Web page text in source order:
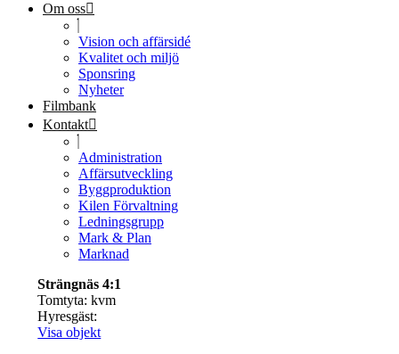
Om oss
Vision och affärsidé
Kvalitet och miljö
Sponsring
Nyheter
Filmbank
Kontakt
Administration
Affärsutveckling
Byggproduktion
Kilen Förvaltning
Ledningsgrupp
Mark & Plan
Marknad
Strängnäs 4:1
Tomtyta: kvm
Hyresgäst:
Visa objekt